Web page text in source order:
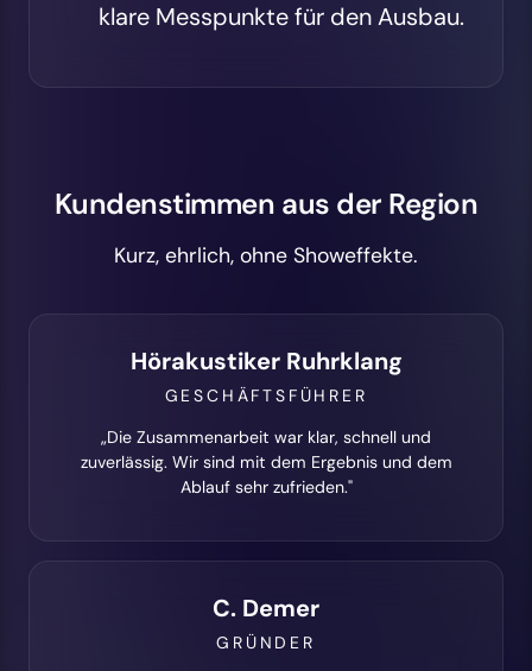
klare Messpunkte für den Ausbau.
Kundenstimmen aus der Region
Kurz, ehrlich, ohne Showeffekte.
Hörakustiker Ruhrklang
GESCHÄFTSFÜHRER
„Die Zusammenarbeit war klar, schnell und
zuverlässig. Wir sind mit dem Ergebnis und dem
Ablauf sehr zufrieden."
C. Demer
GRÜNDER